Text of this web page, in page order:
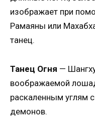
изображает при
Рамаяны или
танец.
Танец Огня —
воображаемой
раскаленным углям
демонов.